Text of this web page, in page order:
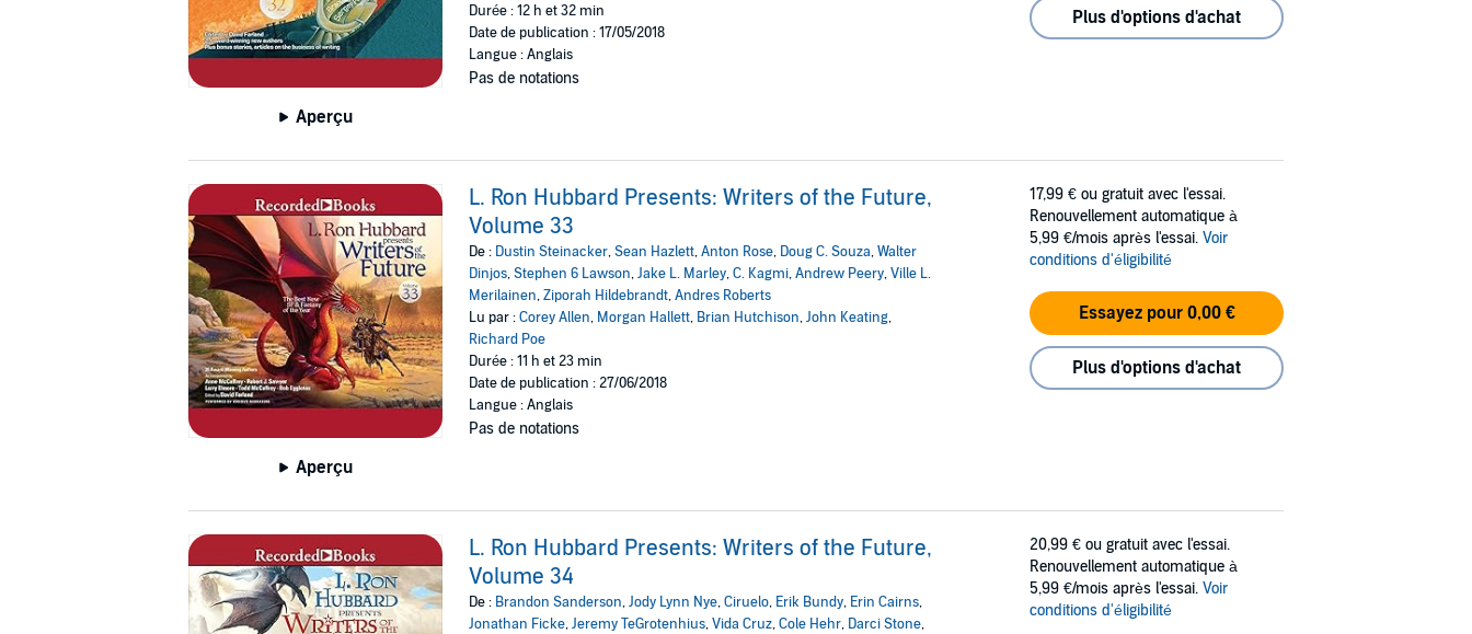
Aperçu
Durée : 12 h et 32 min
Date de publication : 17/05/2018
Langue : Anglais
Pas de notations
Plus d'options d'achat
Aperçu
L. Ron Hubbard Presents: Writers of the Future,
Volume 33
De : Dustin Steinacker,Sean Hazlett,Anton Rose, Doug C. Souza,Walter
Dinjos,Stephen 6 Lawson,Jake L. Marley,C. Kagmi,Andrew Peery,Ville L.
Merilainen,Ziporah Hildebrandt,Andres Roberts
Lu par :Corey Allen, Morgan Hallett, Brian Hutchison,John Keating,
Richard Poe
Durée : 11 h et 23 min
Date de publication : 27/06/2018
Langue : Anglais
Pas de notations
17,99 € ou gratuit avec l'essai.
Renouvellement automatique à
5,99 €/mois après l'essai. Voir
conditions d'éligibilité
Essayez pour 0,00 €
Plus d'options d'achat
L. Ron Hubbard Presents: Writers of the Future,
Volume 34
De : Brandon Sanderson,Jody Lynn Nye,Ciruelo, Erik Bundy, Erin Cairns,
Jonathan Ficke,Jeremy TeGrotenhius,Vida Cruz,Cole Hehr, Darci Stone,
20,99 € ou gratuit avec l'essai.
Renouvellement automatique à
5,99 €/mois après l'essai. Voir
conditions d'éligibilité